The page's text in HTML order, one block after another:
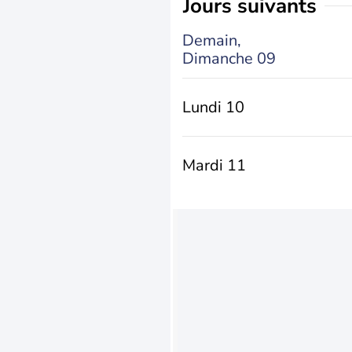
jours suivants
Demain,
Dimanche 09
Lundi 10
Mardi 11